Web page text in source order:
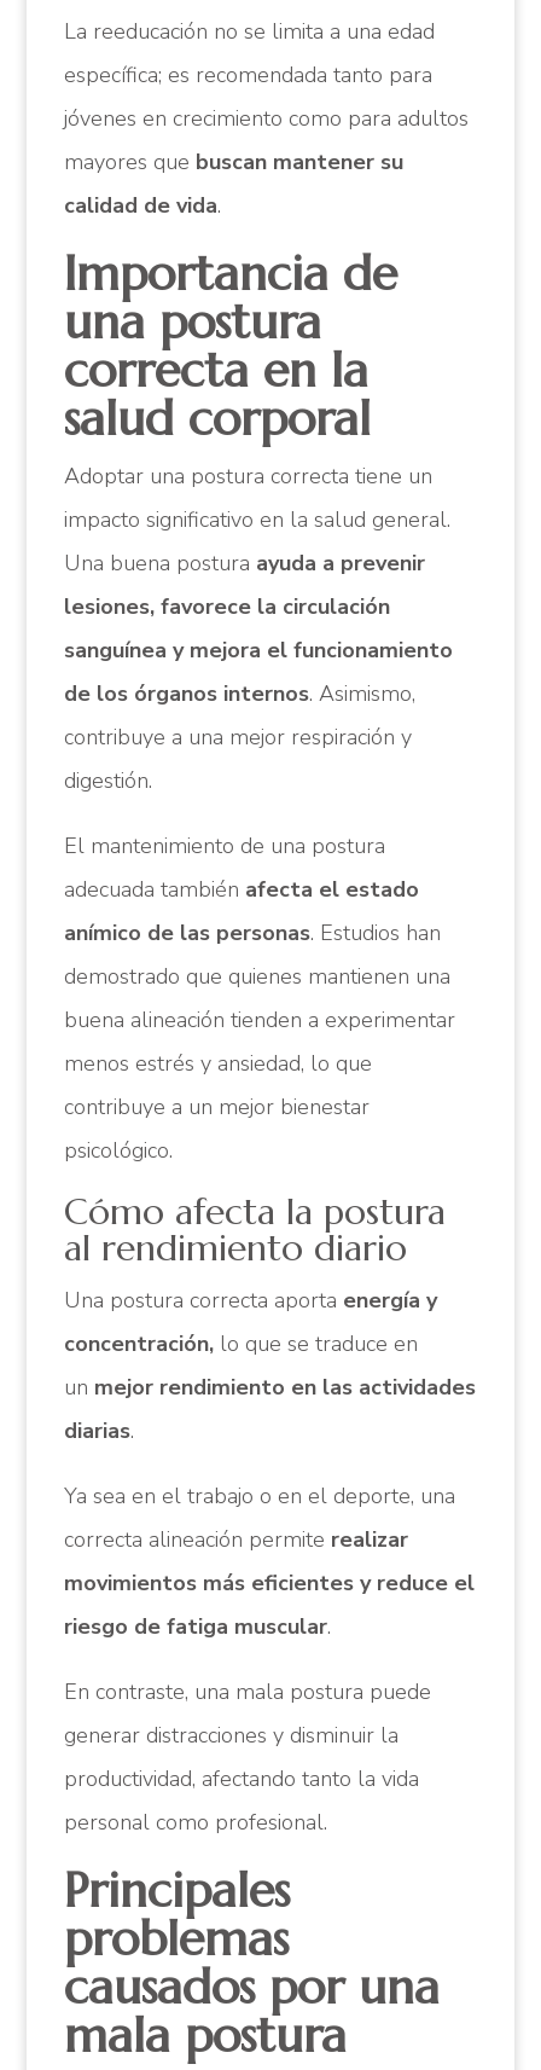
La reeducación no se limita a una edad
específica; es recomendada tanto para
jóvenes en crecimiento como para adultos
mayores que buscan mantener su
calidad de vida.
Importancia de
una postura
correcta en la
salud corporal
Adoptar una postura correcta tiene un
impacto significativo en la salud general.
Una buena postura ayuda a prevenir
lesiones, favorece la circulación
sanguínea y mejora el funcionamiento
de los órganos internos. Asimismo,
contribuye a una mejor respiración y
digestión.
El mantenimiento de una postura
adecuada también afecta el estado
anímico de las personas. Estudios han
demostrado que quienes mantienen una
buena alineación tienden a experimentar
menos estrés y ansiedad, lo que
contribuye a un mejor bienestar
psicológico.
Cómo afecta la postura
al rendimiento diario
Una postura correcta aporta energía y
concentración,lo que se traduce en
un mejor rendimiento en las actividades
diarias.
Ya sea en el trabajo o en el deporte, una
correcta alineación permite realizar
movimientos más eficientes y reduce el
riesgo de fatiga muscular.
En contraste, una mala postura puede
generar distracciones y disminuir la
productividad, afectando tanto la vida
personal como profesional.
Principales
problemas
causados por una
mala postura